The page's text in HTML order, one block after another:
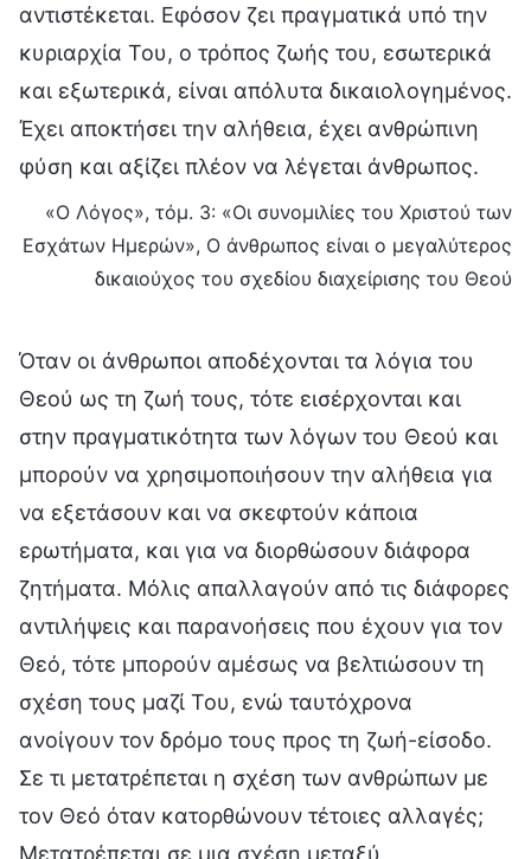
αντιστέκεται. Εφόσον ζει πραγματικά υπό την
κυριαρχία Του, ο τρόπος ζωής του, εσωτερικά
και εξωτερικά, είναι απόλυτα δικαιολογημένος.
Έχει αποκτήσει την αλήθεια, έχει ανθρώπινη
φύση και αξίζει πλέον να λέγεται άνθρωπος.
«Ο Λόγος», τόμ. 3: «Οι συνομιλίες του Χριστού των
Εσχάτων Ημερών», Ο άνθρωπος είναι ο μεγαλύτερος
δικαιούχος του σχεδίου διαχείρισης του Θεού
Όταν οι άνθρωποι αποδέχονται τα λόγια του
Θεού ως τη ζωή τους, τότε εισέρχονται και
στην πραγματικότητα των λόγων του Θεού και
μπορούν να χρησιμοποιήσουν την αλήθεια για
να εξετάσουν και να σκεφτούν κάποια
ερωτήματα, και για να διορθώσουν διάφορα
ζητήματα. Μόλις απαλλαγούν από τις διάφορες
αντιλήψεις και παρανοήσεις που έχουν για τον
Θεό, τότε μπορούν αμέσως να βελτιώσουν τη
σχέση τους μαζί Του, ενώ ταυτόχρονα
ανοίγουν τον δρόμο τους προς τη ζωή-είσοδο.
Σε τι μετατρέπεται η σχέση των ανθρώπων με
τον Θεό όταν κατορθώνουν τέτοιες αλλαγές;
Μετατρέπεται σε μια σχέση μεταξύ